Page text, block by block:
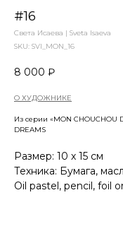
#16
Света Исаева | Sveta Isaeva
SKU: SVI_MON_16
8 000 ₽
О ХУДОЖНИКЕ
Из серии «MON CHOUCHOU
DREAMS
Размер: 10 х 15 см
Техника: Бумага,
Oil pastel, pencil, foil